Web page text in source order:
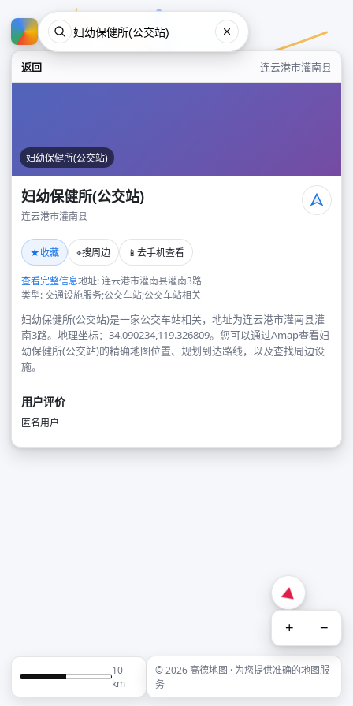
返回 连云港市灌南县
妇幼保健所(公交站)
妇幼保健所(公交站)
连云港市灌南县
★收藏 ⌖搜周边 📱 去手机查看
查看完整信息地址: 连云港市灌南县灌南3路
类型: 交通设施服务;公交车站;公交车站相关
妇幼保健所(公交站)是一家公交车站相关，地址为连云港市灌南县灌
南3路。地理坐标：34.090234,119.326809。您可以通过Amap查看妇
幼保健所(公交站)的精确地图位置、规划到达路线，以及查找周边设
施。
用户评价
匿名用户
+ −
10
km
© 2026 高德地图 · 为您提供准确的地图服
务